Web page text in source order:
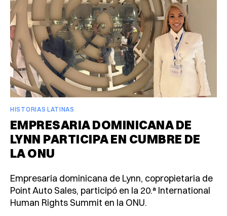
HISTORIAS LATINAS
EMPRESARIA DOMINICANA DE
LYNN PARTICIPA EN CUMBRE DE
LA ONU
Empresaria dominicana de Lynn, copropietaria de
Point Auto Sales, participó en la 20.ª International
Human Rights Summit en la ONU.